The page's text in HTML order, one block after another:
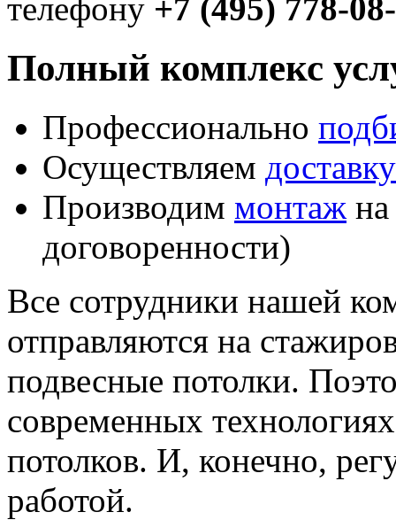
телефону +7 (495) 778-
Полный комплекс
Профессионально
Осуществляем доставку
Производим монтаж
договоренности)
Все сотрудники нашей
отправляются на
подвесные потолки.
современных
потолков. И, конечно,
работой.